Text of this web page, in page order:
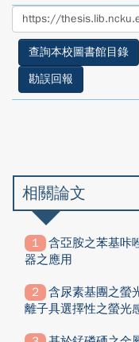
至
查詢本校圖書館目錄
勘誤回報
相關論文
含亞胺之苯基咔
器之應用
含尿素基團之螢
離子具選擇性之螢光